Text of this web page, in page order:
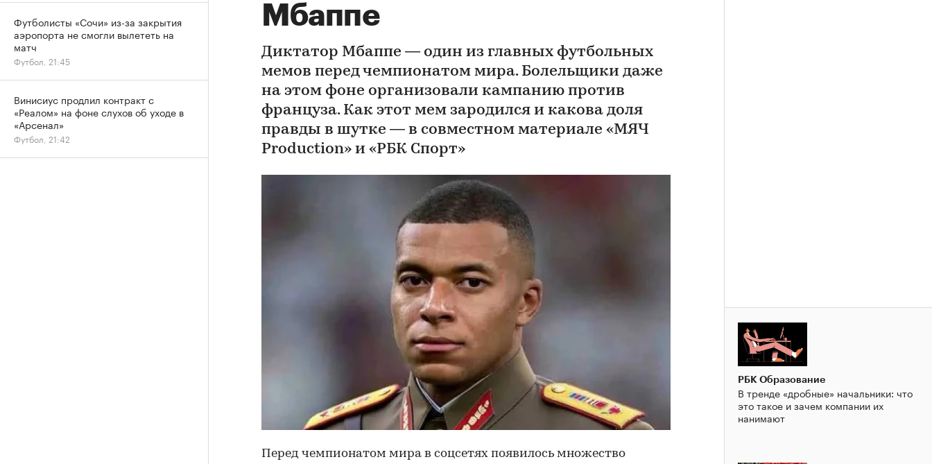
Мбаппе
Диктатор Мбаппе — один из главных футбольных
мемов перед чемпионатом мира. Болельщики даже
на этом фоне организовали кампанию против
француза. Как этот мем зародился и какова доля
правды в шутке — в совместном материале «МЯЧ
Production» и «РБК Спорт»
Перед чемпионатом мира в соцсетях появилось множество
РБК Образование
В тренде «дробные» начальники: что
это такое и зачем компании их
нанимают
Футболисты «Сочи» из-за закрытия
аэропорта не смогли вылететь на
матч
Футбол, 21:45
Винисиус продлил контракт с
«Реалом» на фоне слухов об уходе в
«Арсенал»
Футбол, 21:42